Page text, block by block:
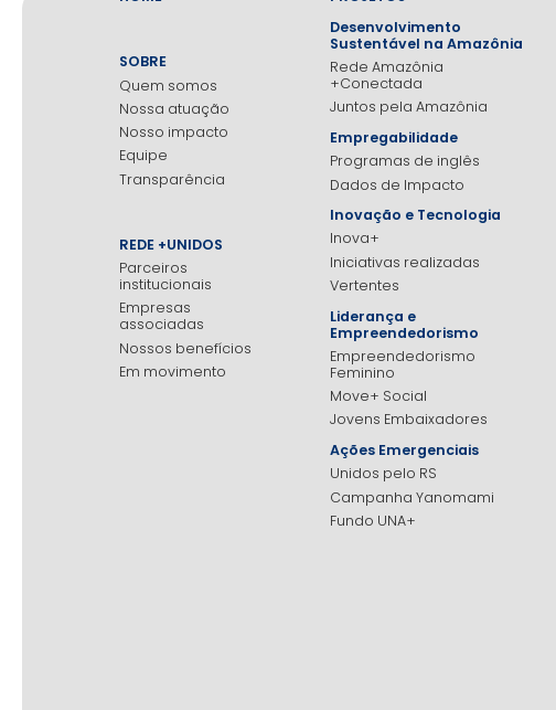
SOBRE
Quem somos
Nossa atuação
Nosso impacto
Equipe
Transparência
REDE +UNIDOS
Parceiros
institucionais
Empresas
associadas
Nossos benefícios
Em movimento
Desenvolvimento
Sustentável na Amazônia
Rede Amazônia
+Conectada
Juntos pela Amazônia
Empregabilidade
Programas de inglês
Dados de Impacto
Inovação e Tecnologia
Inova+
Iniciativas realizadas
Vertentes
Liderança e
Empreendedorismo
Empreendedorismo
Feminino
Move+ Social
Jovens Embaixadores
Ações Emergenciais
Unidos pelo RS
Campanha Yanomami
Fundo UNA+